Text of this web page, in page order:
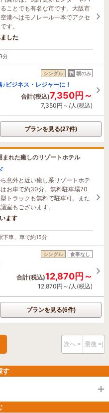
ことでも有名な市です。大阪市
港へはモノレール一本でアクセ
す。
ます
分
シングル 朝のみ
ビジネス・レジャーに！
合計(税込)7,350円～
7,350円～/人(税込)
プランを見る(27件)
れた癒しのリゾートホテル
意外と近い癒し系リゾートホテ
お車で約30分。無料駐車場70
トラックも無料で駐車可。また
室もございます。
ます
下車、車で約15分
シングル 食事なし
合計(税込)12,870円～
12,870円～/人(税込)
プランを見る(6件)
次へ > 最後 >|
す